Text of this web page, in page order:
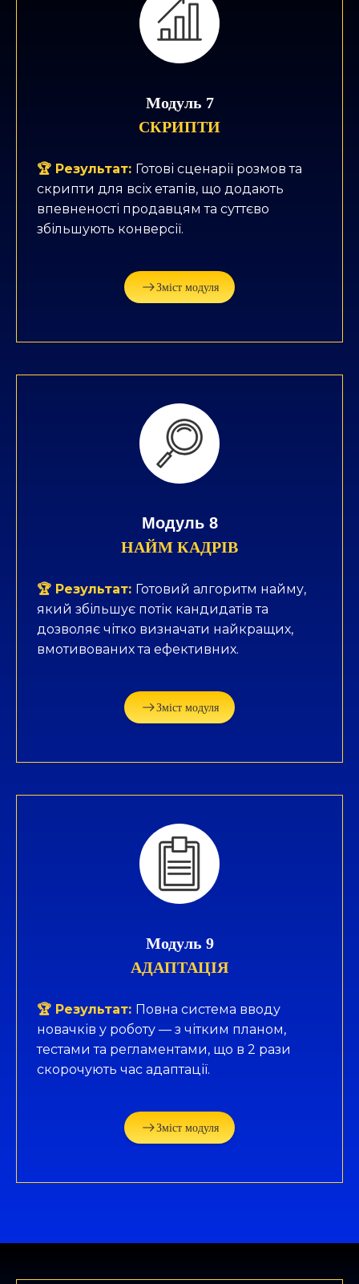
Модуль 7
СКРИПТИ
🏆 Результат: Готові сценарії розмов та
скрипти для всіх етапів, що додають
впевненості продавцям та суттєво
збільшують конверсії.
Зміст модуля
Модуль 8
НАЙМ КАДРІВ
🏆 Результат: Готовий алгоритм найму,
який збільшує потік кандидатів та
дозволяє чітко визначати найкращих,
вмотивованих та ефективних.
Зміст модуля
Модуль 9
АДАПТАЦІЯ
🏆 Результат: Повна система вводу
новачків у роботу — з чітким планом,
тестами та регламентами, що в 2 рази
скорочують час адаптації.
Зміст модуля